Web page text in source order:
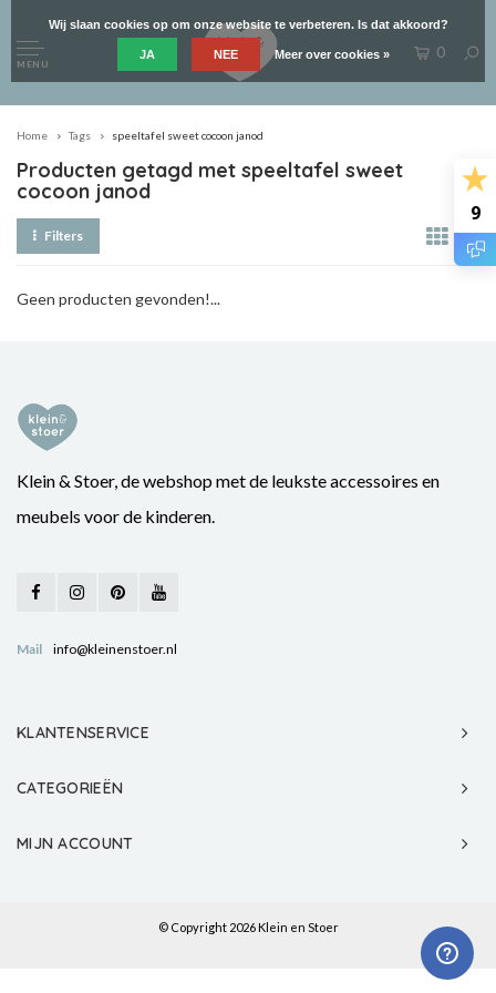
9
MENU
0
Home Tags speeltafel sweet cocoon janod
Producten getagd met speeltafel sweet
cocoon janod
Filters
Geen producten gevonden!...
Klein & Stoer, de webshop met de leukste accessoires en
meubels voor de kinderen.
Mail info@kleinenstoer.nl
KLANTENSERVICE
CATEGORIEËN
MIJN ACCOUNT
© Copyright 2026 Klein en Stoer
Wij slaan cookies op om onze website te verbeteren. Is dat akkoord?
JA NEE Meer over cookies »